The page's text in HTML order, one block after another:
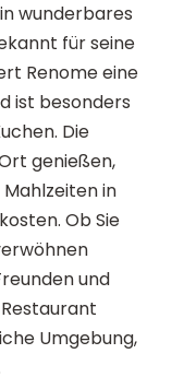
wunderbares
für seine
Renome eine
ist besonders
Die
genießen,
in
Ob Sie
und
Umgebung,